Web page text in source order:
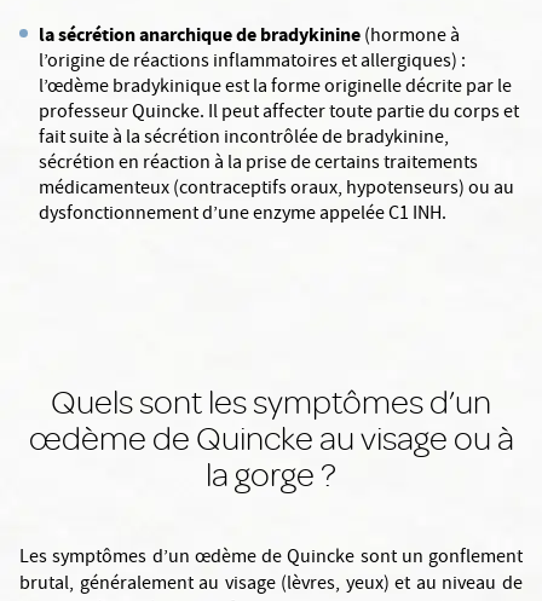
la sécrétion anarchique de bradykinine(hormone à
l’origine de réactions inflammatoires et allergiques) :
l’œdème bradykinique est la forme originelle décrite par le
professeur Quincke. Il peut affecter toute partie du corps et
fait suite à la sécrétion incontrôlée de bradykinine,
sécrétion en réaction à la prise de certains traitements
médicamenteux (contraceptifs oraux, hypotenseurs) ou au
dysfonctionnement d’une enzyme appelée C1 INH.
Quels sont les symptômes d’un
œdème de Quincke au visage ou à
la gorge ?
Les symptômes d’un œdème de Quincke sont un gonflement
brutal, généralement au visage (lèvres, yeux) et au niveau de